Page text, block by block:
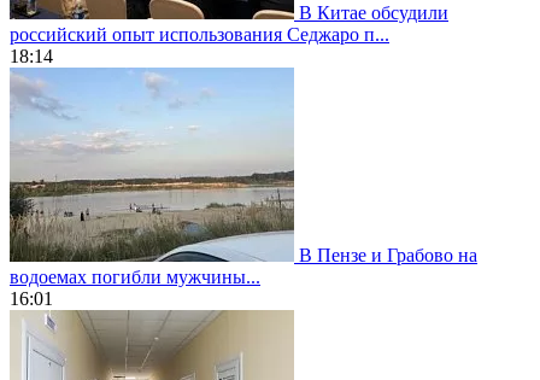
В Китае обсудили
российский опыт использования Седжаро п...
18:14
В Пензе и Грабово на
водоемах погибли мужчины...
16:01